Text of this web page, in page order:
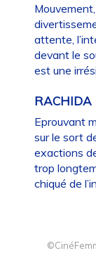
attente,
devant le
est une
RACHIDA
Eprouvant
sur le sort
exactions
trop
chiqué de